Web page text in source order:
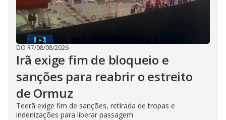
DO R7/08/08/2026
Irã exige fim de bloqueio e
sanções para reabrir o estreito
de Ormuz
Teerã exige fim de sanções, retirada de tropas e
indenizações para liberar passagem